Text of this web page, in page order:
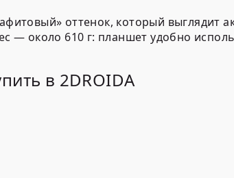
оттенок, который выглядит
— около 610 г: планшет удобно
в 2DROIDA